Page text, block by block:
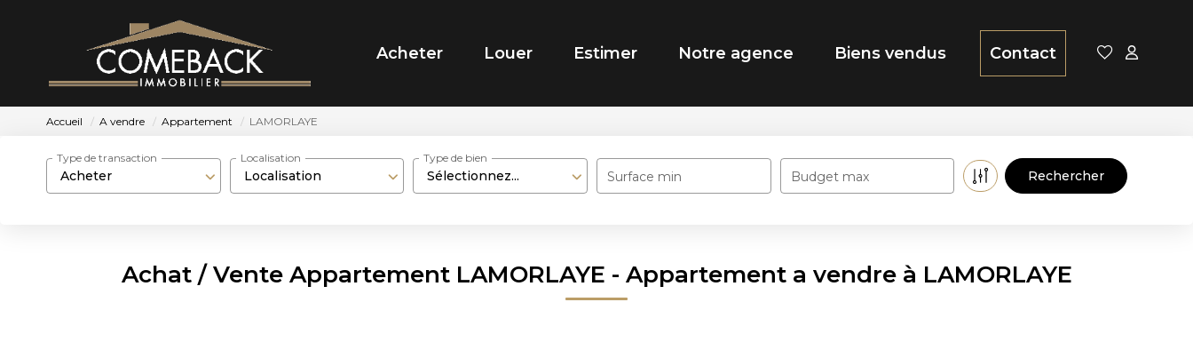
Acheter Louer Estimer Notre agence Biens vendus Contact
Accueil A vendre Appartement LAMORLAYE
Acheter
Type de transaction
Localisation
Localisation
Sélectionnez...
Type de bien
Surface min Budget max
Achat / Vente Appartement LAMORLAYE - Appartement a vendre à LAMORLAYE